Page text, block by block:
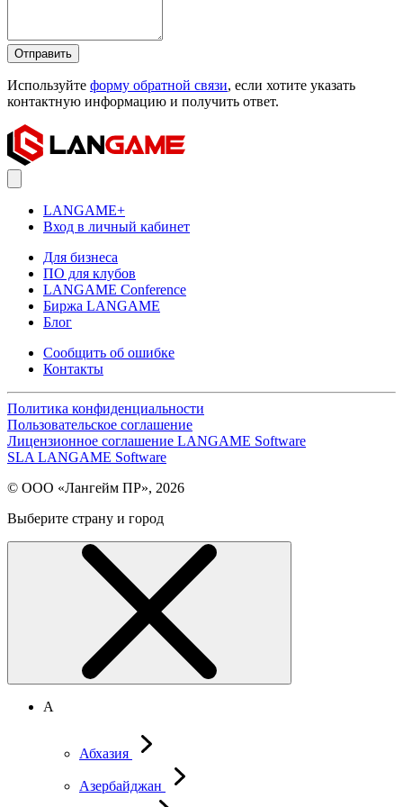
Отправить
Используйте форму обратной связи, если хотите указать
контактную информацию и получить ответ.
LANGAME+
Вход в личный кабинет
Для бизнеса
ПО для клубов
LANGAME Conference
Биржа LANGAME
Блог
Сообщить об ошибке
Контакты
Политика конфиденциальности
Пользовательское соглашение
Лицензионное соглашение LANGAME Software
SLA LANGAME Software
© ООО «Лангейм ПР», 2026
Выберите страну и город
А
Абхазия
Азербайджан